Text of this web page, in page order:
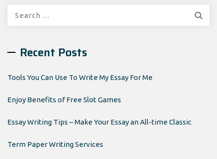
Recent Posts
Tools You Can Use To Write My Essay For Me
Enjoy Benefits of Free Slot Games
Essay Writing Tips – Make Your Essay an All-time Classic
Term Paper Writing Services